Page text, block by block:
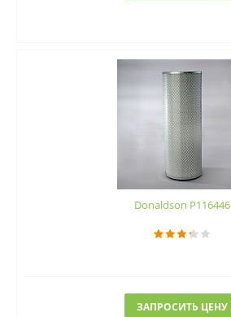
Donaldson P116446
ЗАПРОСИТЬ ЦЕНУ